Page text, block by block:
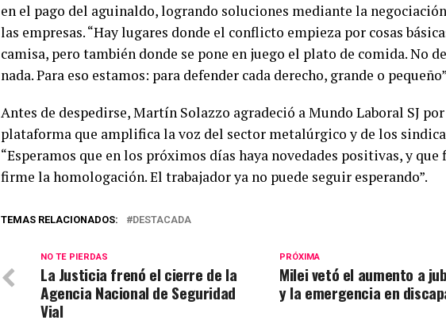
en el pago del aguinaldo, logrando soluciones mediante la
las empresas. “Hay lugares donde el conflicto empieza por cosas
camisa, pero también donde se pone en juego el plato de comida. No
nada. Para eso estamos: para defender cada derecho, grande o
Antes de despedirse, Martín Solazzo agradeció a Mundo Laboral SJ
plataforma que amplifica la voz del sector metalúrgico y de los
“Esperamos que en los próximos días haya novedades positivas, y que
firme la homologación. El trabajador ya no puede seguir esperando”.
TEMAS RELACIONADOS: DESTACADA
PRÓXIMA
Milei vetó el aumento a
y la emergencia en
NO TE PIERDAS
La Justicia frenó el cierre de la
Agencia Nacional de Seguridad
Vial